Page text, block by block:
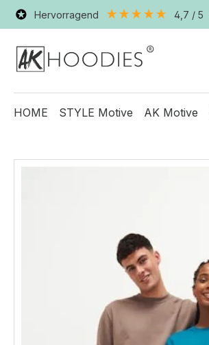
Hervorragend 4,7 / 5
HOME STYLE Motive AK Motive